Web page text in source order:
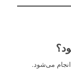
می‌شود.